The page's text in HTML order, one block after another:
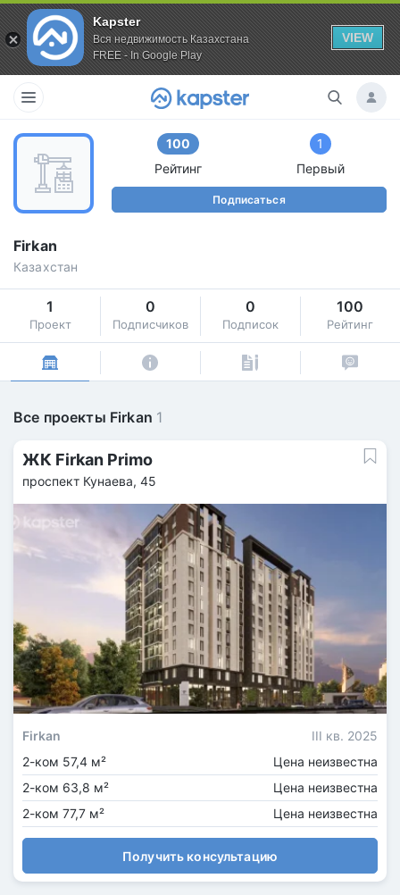
Kapster
Вся недвижимость Казахстана
FREE - In Google Play
VIEW
100
Рейтинг
1
Первый
Подписаться
Firkan
Казахстан
1
Проект
0
Подписчиков
0
Подписок
100
Рейтинг
Все проекты Firkan 1
ЖК Firkan Primo
проспект Кунаева, 45
Firkan
III кв. 2025
2-ком 57,4 м²
Цена неизвестна
2-ком 63,8 м²
Цена неизвестна
2-ком 77,7 м²
Цена неизвестна
Получить консультацию